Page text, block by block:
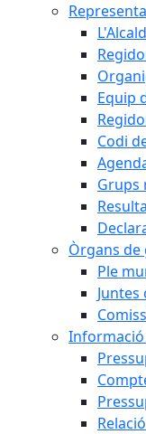
Equip
Codi
Grups
Òrgans de
Ple
Juntes